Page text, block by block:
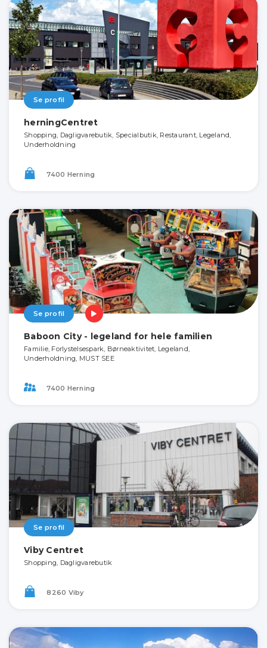
Se profil
herningCentret
Shopping, Dagligvarebutik, Specialbutik, Restaurant, Legeland,
Underholdning
7400 Herning
Se profil
Baboon City - legeland for hele familien
Familie, Forlystelsespark, Børneaktivitet, Legeland,
Underholdning, MUST SEE
7400 Herning
Se profil
Viby Centret
Shopping, Dagligvarebutik
8260 Viby